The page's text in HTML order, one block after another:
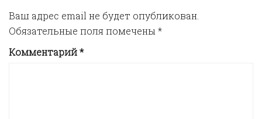
a
v
Ваш адрес email не будет опубликован.
Обязательные поля помечены *
Комментарий*